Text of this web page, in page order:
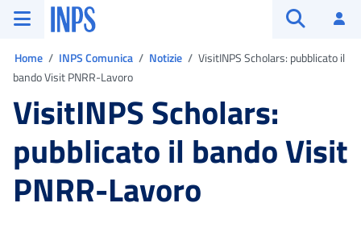
Vai al menu principale
Vai al contenuto principale
Vai al pie' di pagina
INPS ()
Home INPS Comunica Notizie
VisitINPS Scholars: pubblicato il
bando Visit PNRR-Lavoro
VisitINPS Scholars:
pubblicato il bando Visit
PNRR-Lavoro